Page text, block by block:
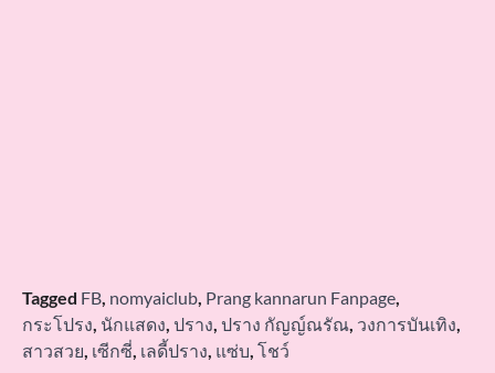
Tagged FB, nomyaiclub, Prang kannarun Fanpage,
กระโปรง, นักแสดง, ปราง, ปราง กัญญ์ณรัณ, วงการบันเทิง,
สาวสวย, เซีกซี่, เลดี้ปราง, แซ่บ, โชว์